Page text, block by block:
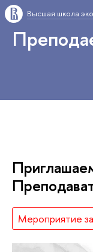
Высшая школа
Мероприятие